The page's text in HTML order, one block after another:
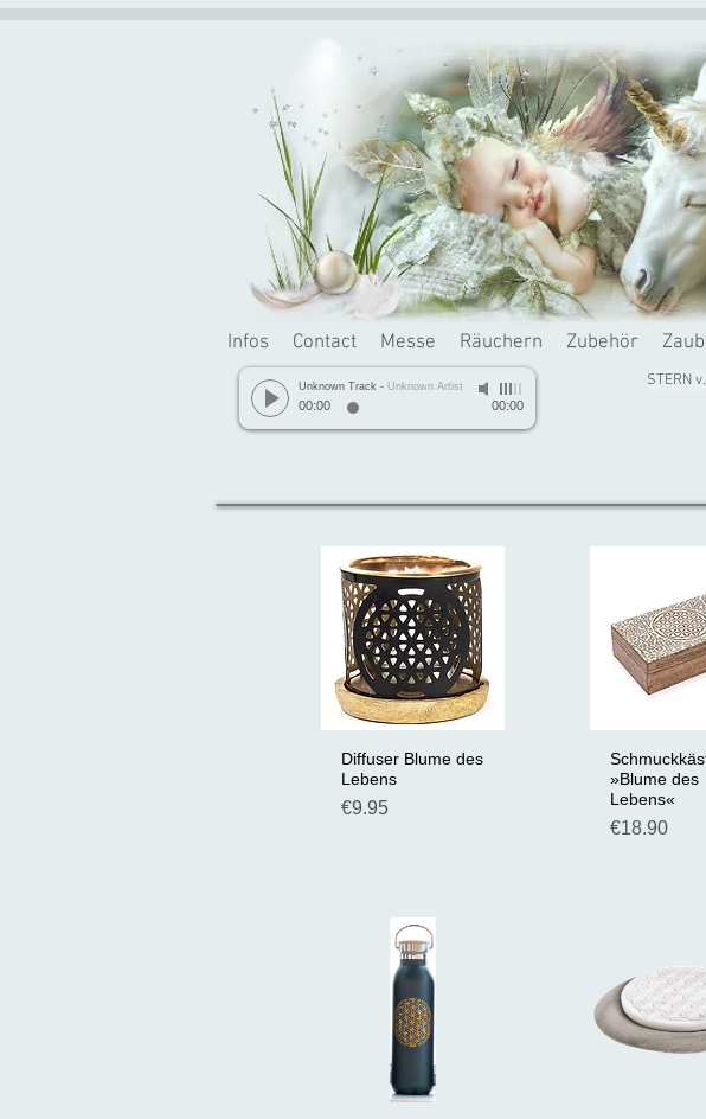
Infos Contact Messe Räuchern Zubehör
Unknown Track - Unknown Artist
00:00 00:00
STERN
Schnellansicht
Diffuser Blume des
Lebens
Preis
€9.95
»Blume des
Lebens«
Preis
€18.90